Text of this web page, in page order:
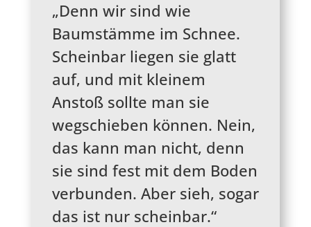
„Denn wir sind wie
Baumstämme im Schnee.
Scheinbar liegen sie glatt
auf, und mit kleinem
Anstoß sollte man sie
wegschieben können. Nein,
das kann man nicht, denn
sie sind fest mit dem Boden
verbunden. Aber sieh, sogar
das ist nur scheinbar.“